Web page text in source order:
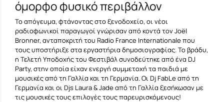
όμορφο φυσικό περιβάλλον
Το απόγευμα, φτάνοντας στο ξενοδοχείο, οι νέοι
ραδιοφωνικοί παραγωγοί γνώρισαν από κοντά τον Joël
Bronner, ανταποκριτή του Radio France Internationale που
τους υποστήριξε στα εργαστήρια δημοσιογραφίας. Το βράδυ,
η Τελετή Υποδοχής του Φεστιβάλ συνοδεύτηκε από ένα DJ
Party, στην οποία είχαν ενεργή συμμετοχή τα παιδιά με
μουσικές από τη Γαλλία και τη Γερμανία. Οι Dj FabLe από τη
Γερμανία και οι Djs Laura & Jade από τη Γαλλία ξεσήκωσαν με
τις μουσικές τους επιλογές τους παρευρισκόμενους!